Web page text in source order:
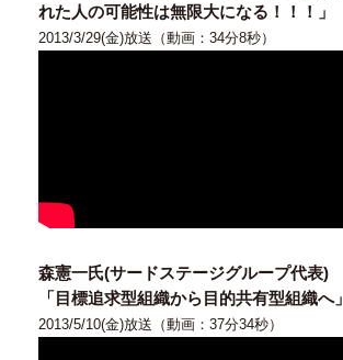
れた人の可能性は無限大になる！！！」
2013/3/29(金)放送（動画：34分8秒）
森憲一氏(サードステージグループ代表)
「目標追求型組織から目的共有型組織へ」
2013/5/10(金)放送（動画：37分34秒）